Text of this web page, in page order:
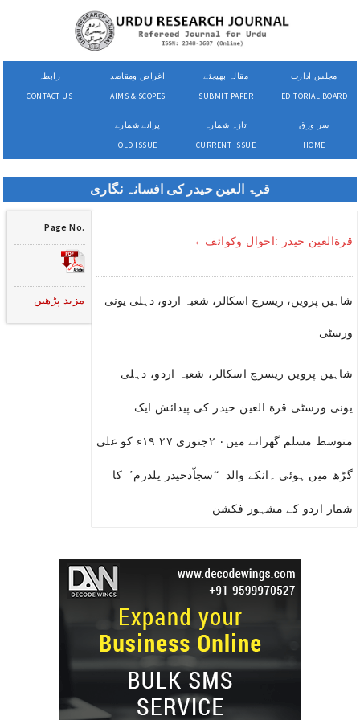
رابطہ
CONTACT US
اغراض ومقاصد
AIMS & SCOPES
مقالہ بھیجئے
SUBMIT PAPER
مجلس ادارت
EDITORIAL BOARD
پرانے شمارے
OLD ISSUE
تازہ شمارہ
CURRENT ISSUE
سر ورق
HOME
قرۃ العین حیدر کی افسانہ نگاری
قرةالعین حیدر :احوال وکوائف←
شاہین پروین، ریسرچ اسکالر، شعبہ اردو، دہلی یونی
ورسٹی
شاہین پروین ریسرچ اسکالر، شعبہ اردو، دہلی
یونی ورسٹی قرة العین حیدر کی پیدائش ایک
متوسط مسلم گھرانے میں٠ ٢جنوری ٢٧ ١٩ء کو علی
گڑھ میں ہوئی ۔انکے والد “سجاّدحیدر یلدرم’ کا
شمار اردو کے مشہور فکشن
Page No.
مزید پڑھیں